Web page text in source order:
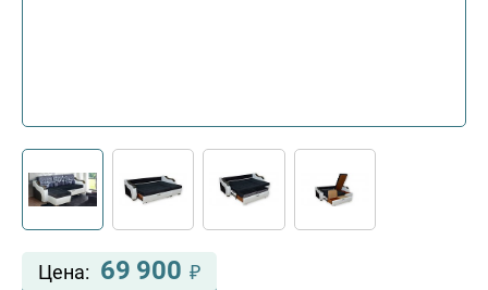
Цена: 69 900 ₽